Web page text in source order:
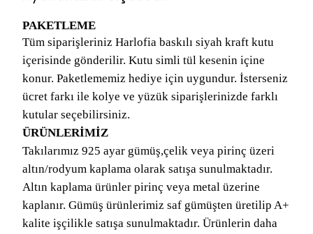
PAKETLEME
Tüm siparişleriniz Harlofia baskılı siyah kraft kutu
içerisinde gönderilir. Kutu simli tül kesenin içine
konur. Paketlememiz hediye için uygundur. İsterseniz
ücret farkı ile kolye ve yüzük siparişlerinizde farklı
kutular seçebilirsiniz.
ÜRÜNLERİMİZ
Takılarımız 925 ayar gümüş,çelik veya pirinç üzeri
altın/rodyum kaplama olarak satışa sunulmaktadır.
Altın kaplama ürünler pirinç veya metal üzerine
kaplanır. Gümüş ürünlerimiz saf gümüşten üretilip A+
kalite işçilikle satışa sunulmaktadır. Ürünlerin daha